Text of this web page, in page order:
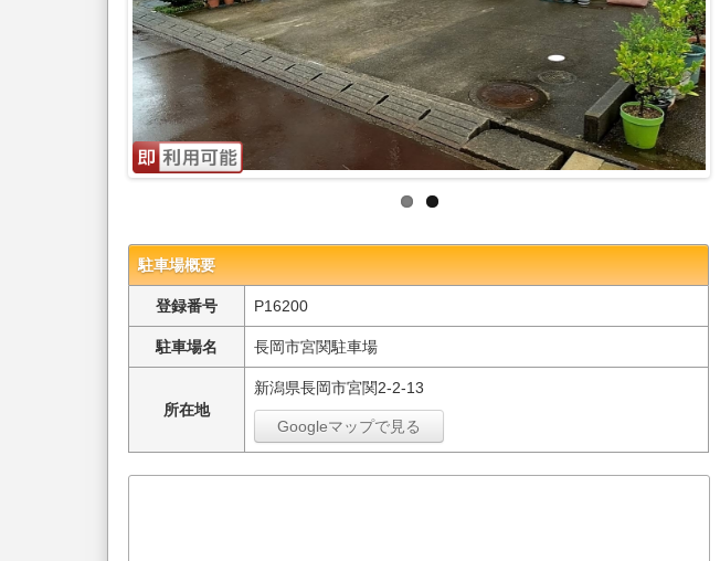
駐車場概要
登録番号 P16200
駐車場名 長岡市宮関駐車場
所在地
新潟県長岡市宮関2-2-13
Googleマップで見る